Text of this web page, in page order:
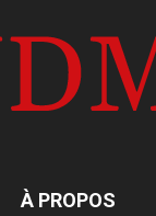
À PROPOS